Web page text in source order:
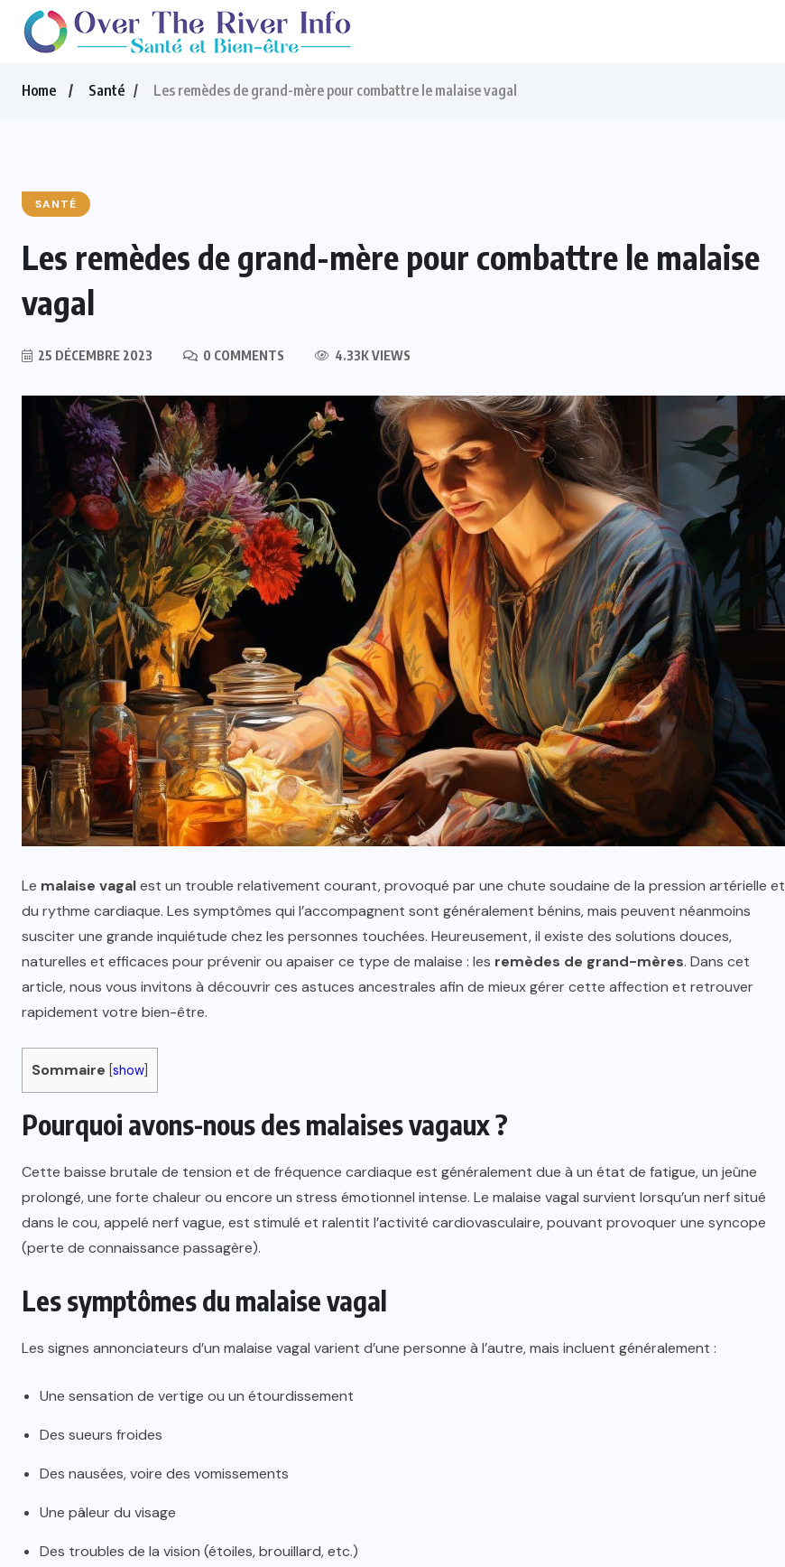
Home Santé Les remèdes de grand-mère pour combattre le malaise vagal
SANTÉ
Les remèdes de grand-mère pour combattre le malaise
vagal
25 DÉCEMBRE 2023 0 COMMENTS 4.33K VIEWS
Le malaise vagalest un trouble relativement courant, provoqué par une chute soudaine de la pression artérielle et
du rythme cardiaque. Les symptômes qui l’accompagnent sont généralement bénins, mais peuvent néanmoins
susciter une grande inquiétude chez les personnes touchées. Heureusement, il existe des solutions douces,
naturelles et efficaces pour prévenir ou apaiser ce type de malaise : les remèdes de grand-mères. Dans cet
article, nous vous invitons à découvrir ces astuces ancestrales afin de mieux gérer cette affection et retrouver
rapidement votre bien-être.
Sommaire show
Pourquoi avons-nous des malaises vagaux ?
Cette baisse brutale de tension et de fréquence cardiaque est généralement due à un état de fatigue, un jeûne
prolongé, une forte chaleur ou encore un stress émotionnel intense. Le malaise vagal survient lorsqu’un nerf situé
dans le cou, appelé nerf vague, est stimulé et ralentit l’activité cardiovasculaire, pouvant provoquer une syncope
(perte de connaissance passagère).
Les symptômes du malaise vagal
Les signes annonciateurs d’un malaise vagal varient d’une personne à l’autre, mais incluent généralement :
Une sensation de vertige ou un étourdissement
Des sueurs froides
Des nausées, voire des vomissements
Une pâleur du visage
Des troubles de la vision (étoiles, brouillard, etc.)